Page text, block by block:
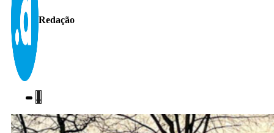
Redação